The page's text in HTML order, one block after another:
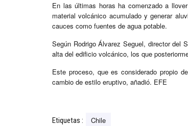
En las últimas horas ha comenzado a
material volcánico acumulado y generar
cauces como fuentes de agua potable.
Según Rodrigo Álvarez Seguel, director del
alta del edificio volcánico, los que
Este proceso, que es considerado propio
cambio de estilo eruptivo, añadió. EFE
Etiquetas : Chile